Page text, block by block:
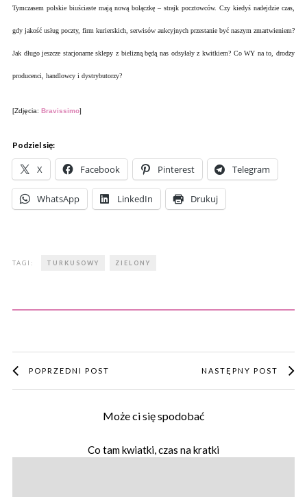
Tymczasem polskie biuściaste mają nową bolączkę – strajk pocztowców. Czy kiedyś nadejdzie czas,
gdy jakość usług poczty, firm kurierskich, serwisów aukcyjnych przestanie być naszym zmartwieniem?
Jak długo jeszcze stacjonarne sklepy z bielizną będą nas odsyłały z kwitkiem? Co WY na to, drodzy
producenci, handlowcy i dystrybutorzy?
[Zdjęcia: Bravissimo]
Podziel się:
X Facebook Pinterest Telegram
WhatsApp LinkedIn Drukuj
TAGI: TURKUSOWY ZIELONY
POPRZEDNI POST NASTĘPNY POST
Może ci się spodobać
Co tam kwiatki, czas na kratki